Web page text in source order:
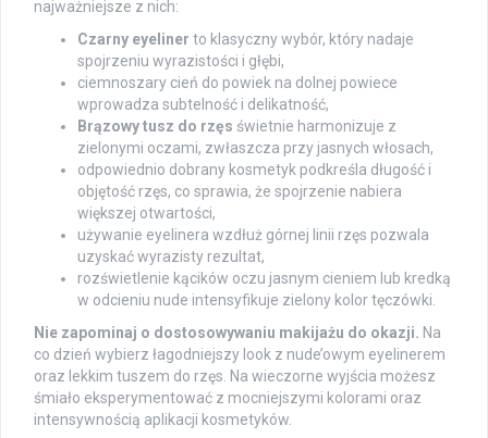
najważniejsze z nich:
Czarny eyeliner to klasyczny wybór, który nadaje
spojrzeniu wyrazistości i głębi,
ciemnoszary cień do powiek na dolnej powiece
wprowadza subtelność i delikatność,
Brązowy tusz do rzęs świetnie harmonizuje z
zielonymi oczami, zwłaszcza przy jasnych włosach,
odpowiednio dobrany kosmetyk podkreśla długość i
objętość rzęs, co sprawia, że spojrzenie nabiera
większej otwartości,
używanie eyelinera wzdłuż górnej linii rzęs pozwala
uzyskać wyrazisty rezultat,
rozświetlenie kącików oczu jasnym cieniem lub kredką
w odcieniu nude intensyfikuje zielony kolor tęczówki.
Nie zapominaj o dostosowywaniu makijażu do okazji. Na
co dzień wybierz łagodniejszy look z nude’owym eyelinerem
oraz lekkim tuszem do rzęs. Na wieczorne wyjścia możesz
śmiało eksperymentować z mocniejszymi kolorami oraz
intensywnością aplikacji kosmetyków.